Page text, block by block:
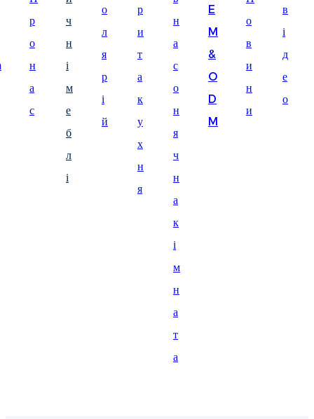
Suomi
lietuvių
Eesti
Gaeilgenah
р
о
н
а
с
ч
н
і
м
е
б
л
і
о
л
я
р
і
й
р
и
т
а
к
у
х
н
я
н
а
с
о
н
я
ч
н
а
к
і
м
н
а
т
а
E
M
&
O
D
M
о
в
и
н
и
в
і
д
е
о